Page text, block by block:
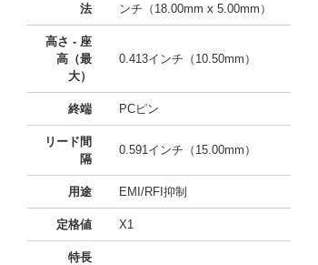
法
ンチ（18.00mm x 5.00mm）
高さ - 座
高（最
大）
0.413インチ（10.50mm）
終端 PCピン
リード間
隔
0.591インチ（15.00mm）
用途 EMI/RFI抑制
定格値 X1
特長